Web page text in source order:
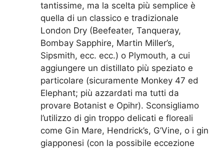
tantissime, ma la scelta più semplice è
quella di un classico e tradizionale
London Dry (Beefeater, Tanqueray,
Bombay Sapphire, Martin Miller’s,
Sipsmith, ecc. ecc.) o Plymouth, a cui
aggiungere un distillato più speziato e
particolare (sicuramente Monkey 47 ed
Elephant; più azzardati ma tutti da
provare Botanist e Opihr). Sconsigliamo
l’utilizzo di gin troppo delicati e floreali
come Gin Mare, Hendrick’s, G’Vine, o i gin
giapponesi (con la possibile eccezione